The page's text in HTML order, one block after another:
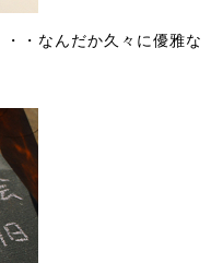
・なんだか久々に優雅な